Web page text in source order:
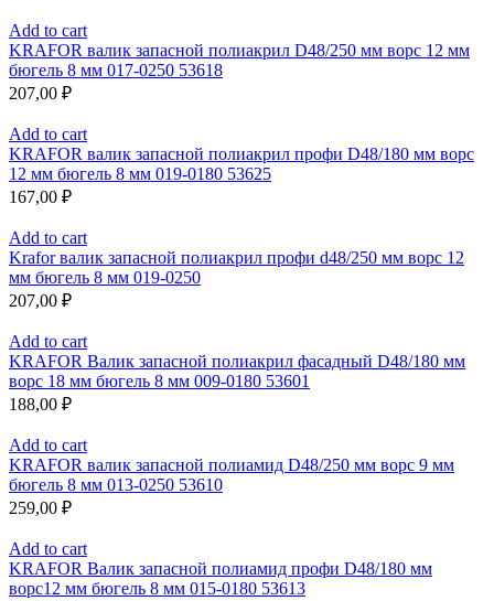
Add to cart
KRAFOR валик запасной полиакрил D48/250 мм ворс 12 мм
бюгель 8 мм 017-0250 53618
207,00 ₽
Add to cart
KRAFOR валик запасной полиакрил профи D48/180 мм ворс
12 мм бюгель 8 мм 019-0180 53625
167,00 ₽
Add to cart
Krafor валик запасной полиакрил профи d48/250 мм ворс 12
мм бюгель 8 мм 019-0250
207,00 ₽
Add to cart
KRAFOR Валик запасной полиакрил фасадный D48/180 мм
ворс 18 мм бюгель 8 мм 009-0180 53601
188,00 ₽
Add to cart
KRAFOR валик запасной полиамид D48/250 мм ворс 9 мм
бюгель 8 мм 013-0250 53610
259,00 ₽
Add to cart
KRAFOR Валик запасной полиамид профи D48/180 мм
ворс12 мм бюгель 8 мм 015-0180 53613